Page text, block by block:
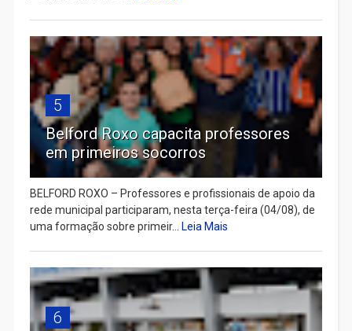
5
Belford Roxo capacita professores
em primeiros socorros
BELFORD ROXO – Professores e profissionais de apoio da
rede municipal participaram, nesta terça-feira (04/08), de
uma formação sobre primeir... Leia Mais
6